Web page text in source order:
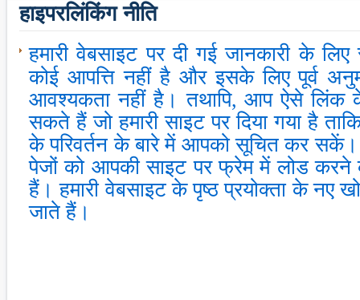
हाइपरलिंकिंग नीति
हमारी वेबसाइट पर दी गई जानकारी के
कोई आपत्ति नहीं है और इसके लिए पूर्व
आवश्यकता नहीं है। तथापि, आप ऐसे लिंक
सकते हैं जो हमारी साइट पर दिया गया है
के परिवर्तन के बारे में आपको सूचित कर
पेजों को आपकी साइट पर फ्रेम में लोड करने
हैं। हमारी वेबसाइट के पृष्ठ प्रयोक्ता के नए
जाते हैं।